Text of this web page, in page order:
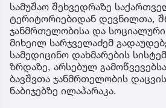
სამუშაო შეხვედრაზე
ტერიტორიებიდან დევნილთა,
ჯანმრთელობისა და სოციალური
მიხეილ სარჯველაძემ
სამედიცინო დახმარების
ზრდაზე, არსებულ
ბავშვთა ჯანმრთელობის
ნაბიჯებზე ილაპარაკა.